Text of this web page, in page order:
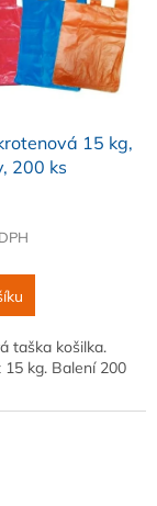
15 kg,
200 ks
taška košilka.
15 kg. Balení 200